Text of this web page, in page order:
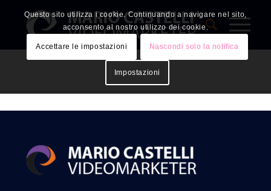
Questo sito utilizza i cookie. Continuando a navigare nel sito,
acconsento al nostro utilizzo dei cookie.
Accettare le impostazioni Nascondi solo la notifica
Impostazioni